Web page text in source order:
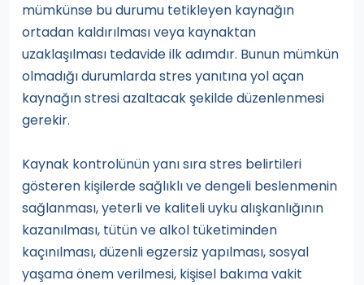
mümkünse bu durumu tetikleyen kaynağın
ortadan kaldırılması veya kaynaktan
uzaklaşılması tedavide ilk adımdır. Bunun mümkün
olmadığı durumlarda stres yanıtına yol açan
kaynağın stresi azaltacak şekilde düzenlenmesi
gerekir.
Kaynak kontrolünün yanı sıra stres belirtileri
gösteren kişilerde sağlıklı ve dengeli beslenmenin
sağlanması, yeterli ve kaliteli uyku alışkanlığının
kazanılması, tütün ve alkol tüketiminden
kaçınılması, düzenli egzersiz yapılması, sosyal
yaşama önem verilmesi, kişisel bakıma vakit